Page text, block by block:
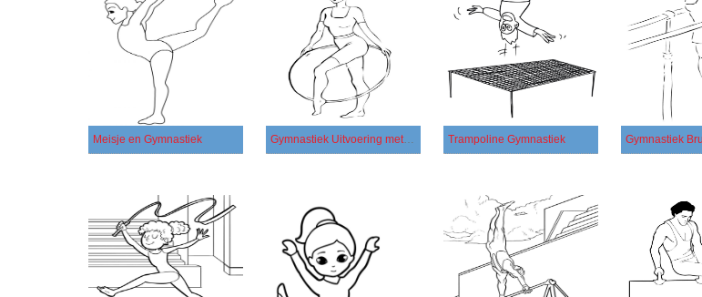
Meisje en Gymnastiek Gymnastiek Uitvoering met een Hoepel Trampoline Gymnastiek Gymnastiek